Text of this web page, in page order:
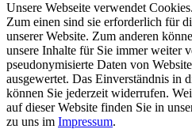
Unsere Webseite verwendet
Zum einen sind sie erforderlich für
unserer Website. Zum anderen
unsere Inhalte für Sie immer weiter
pseudonymisierte Daten von
ausgewertet. Das Einverständnis in
können Sie jederzeit widerrufen.
auf dieser Website finden Sie in
zu uns im Impressum.